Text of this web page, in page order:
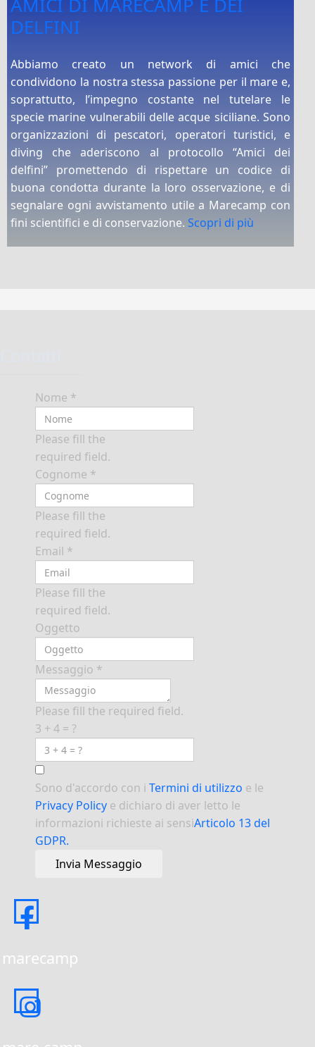
AMICI DI MARECAMP E DEI
DELFINI
Abbiamo creato un network di amici che
condividono la nostra stessa passione per il mare e,
soprattutto, l’impegno costante nel tutelare le
specie marine vulnerabili delle acque siciliane. Sono
organizzazioni di pescatori, operatori turistici, e
diving che aderiscono al protocollo “Amici dei
delfini” promettendo di rispettare un codice di
buona condotta durante la loro osservazione, e di
segnalare ogni avvistamento utile a Marecamp con
fini scientifici e di conservazione. Scopri di più
Nome *
Please fill the
required field.
Cognome *
Please fill the
required field.
Email *
Please fill the
required field.
Oggetto
Messaggio *
Please fill the required field.
3 + 4 = ?
Sono d'accordo con i Termini di utilizzo e le
Privacy Policy e dichiaro di aver letto le
informazioni richieste ai sensiArticolo 13 del
GDPR.
Invia Messaggio
marecamp